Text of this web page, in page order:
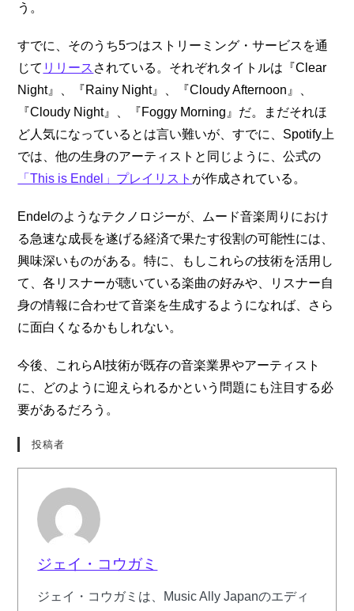
う。
すでに、そのうち5つはストリーミング・サービスを通
じて リリース されている。それぞれタイトルは『Clear
Night』、『Rainy Night』、『Cloudy Afternoon』、
『Cloudy Night』、『Foggy Morning』だ。まだそれほ
ど人気になっているとは言い難いが、すでに、Spotify上
では、他の生身のアーティストと同じように、公式の
「This is Endel」プレイリスト が作成されている。
Endelのようなテクノロジーが、ムード音楽周りにおけ
る急速な成長を遂げる経済で果たす役割の可能性には、
興味深いものがある。特に、もしこれらの技術を活用し
て、各リスナーが聴いている楽曲の好みや、リスナー自
身の情報に合わせて音楽を生成するようになれば、さら
に面白くなるかもしれない。
今後、これらAI技術が既存の音楽業界やアーティスト
に、どのように迎えられるかという問題にも注目する必
要があるだろう。
投稿者
ジェイ・コウガミ
ジェイ・コウガミは、Music Ally Japanのエディ